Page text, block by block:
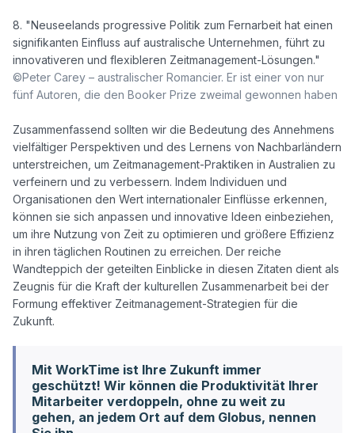
8. "Neuseelands progressive Politik zum Fernarbeit hat einen
signifikanten Einfluss auf australische Unternehmen, führt zu
©Peter Carey – australischer Romancier. Er ist einer von nur
fünf Autoren, die den Booker Prize zweimal gewonnen haben
Zusammenfassend sollten wir die Bedeutung des Annehmens
vielfältiger Perspektiven und des Lernens von Nachbarländern
unterstreichen, um Zeitmanagement-Praktiken in Australien zu
verfeinern und zu verbessern. Indem Individuen und
Organisationen den Wert internationaler Einflüsse erkennen,
können sie sich anpassen und innovative Ideen einbeziehen,
um ihre Nutzung von Zeit zu optimieren und größere Effizienz
in ihren täglichen Routinen zu erreichen. Der reiche
Wandteppich der geteilten Einblicke in diesen Zitaten dient als
Zeugnis für die Kraft der kulturellen Zusammenarbeit bei der
Formung effektiver Zeitmanagement-Strategien für die
Mit WorkTime ist Ihre Zukunft immer
geschützt! Wir können die Produktivität Ihrer
Mitarbeiter verdoppeln, ohne zu weit zu
gehen, an jedem Ort auf dem Globus, nennen